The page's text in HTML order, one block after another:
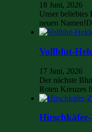
18 Juni, 2026
Unser beliebtes
neuen
Vollblut-
17 Juni, 2026
Der nächste
Roten Kreuzes